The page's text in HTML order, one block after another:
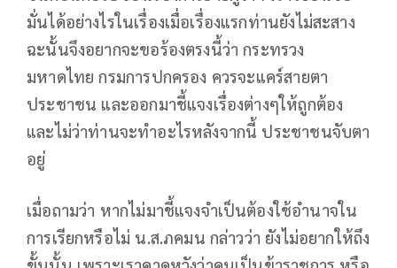
มั่นได้อย่างไรในเรื่องเมื่อเรื่องแรกท่านยังไม่สะสาง
ฉะนั้นจึงอยากจะขอร้องตรงนี้ว่า กระทรวง
มหาดไทย กรมการปกครอง ควรจะแคร์สายตา
ประชาชน และออกมาชี้แจงเรื่องต่างๆให้ถูกต้อง
และไม่ว่าท่านจะทำอะไรหลังจากนี้ ประชาชนจับตา
อยู่
เมื่อถามว่า หากไม่มาชี้แจงจำเป็นต้องใช้อำนาจใน
การเรียกหรือไม่ น.ส.ภคมน กล่าวว่า ยังไม่อยากให้ถึง